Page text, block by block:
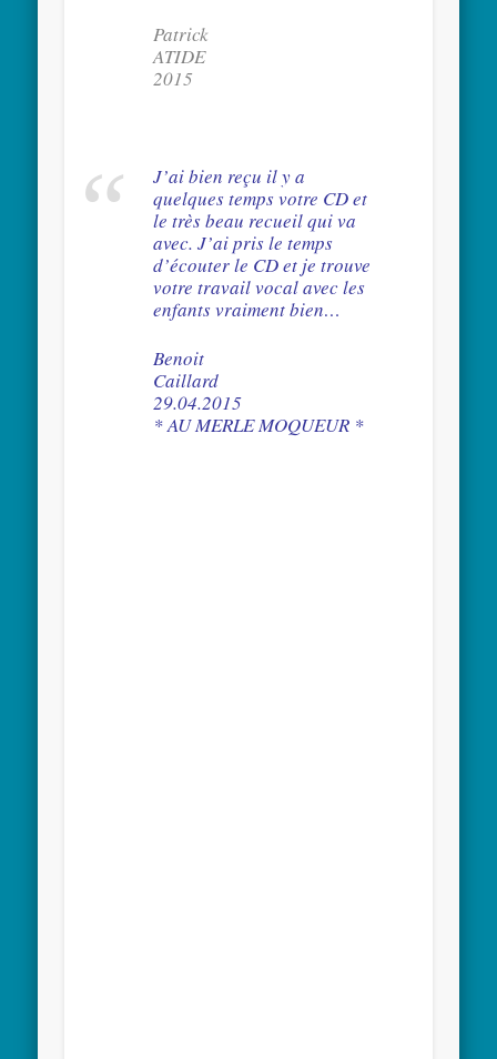
Patrick
2015
J’ai bien reçu il y a
quelques temps votre CD et
le très beau recueil qui va
avec. J’ai pris le temps
d’écouter le CD et je trouve
votre travail vocal avec les
enfants vraiment bien…
Benoit
29.04.2015
* AU MERLE MOQUEUR *